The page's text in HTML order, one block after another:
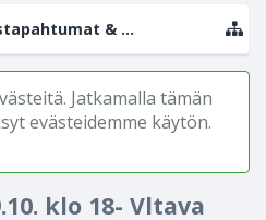
& valokuvanäyttelyt
Jatkamalla tämän
evästeidemme käytön.
klo 18- Vltava